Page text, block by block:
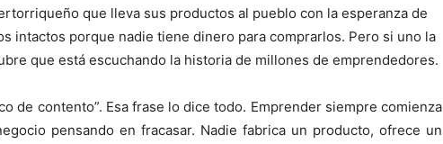
que lleva sus productos al pueblo con la esperanza de
intactos porque nadie tiene dinero para comprarlos. Pero si uno la
que está escuchando la historia de millones de emprendedores.
de contento”. Esa frase lo dice todo. Emprender siempre comienza
pensando en fracasar. Nadie fabrica un producto, ofrece un